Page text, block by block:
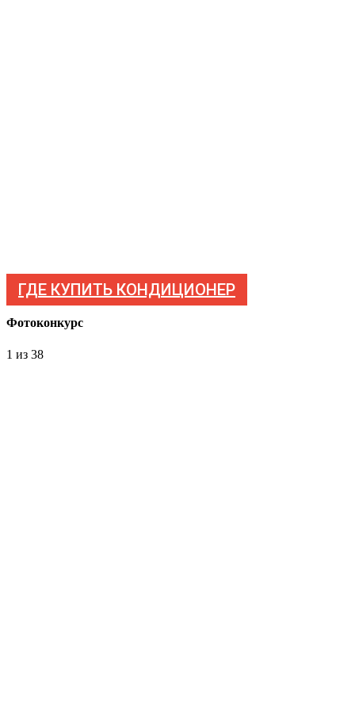
ГДЕ КУПИТЬ КОНДИЦИОНЕР
Фотоконкурс
1 из 38